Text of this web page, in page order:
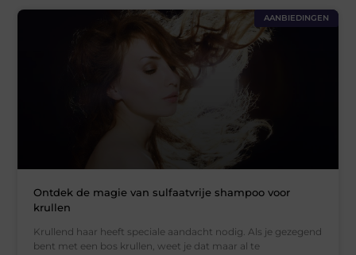
AANBIEDINGEN
Ontdek de magie van sulfaatvrije shampoo voor
krullen
Krullend haar heeft speciale aandacht nodig. Als je gezegend
bent met een bos krullen, weet je dat maar al te